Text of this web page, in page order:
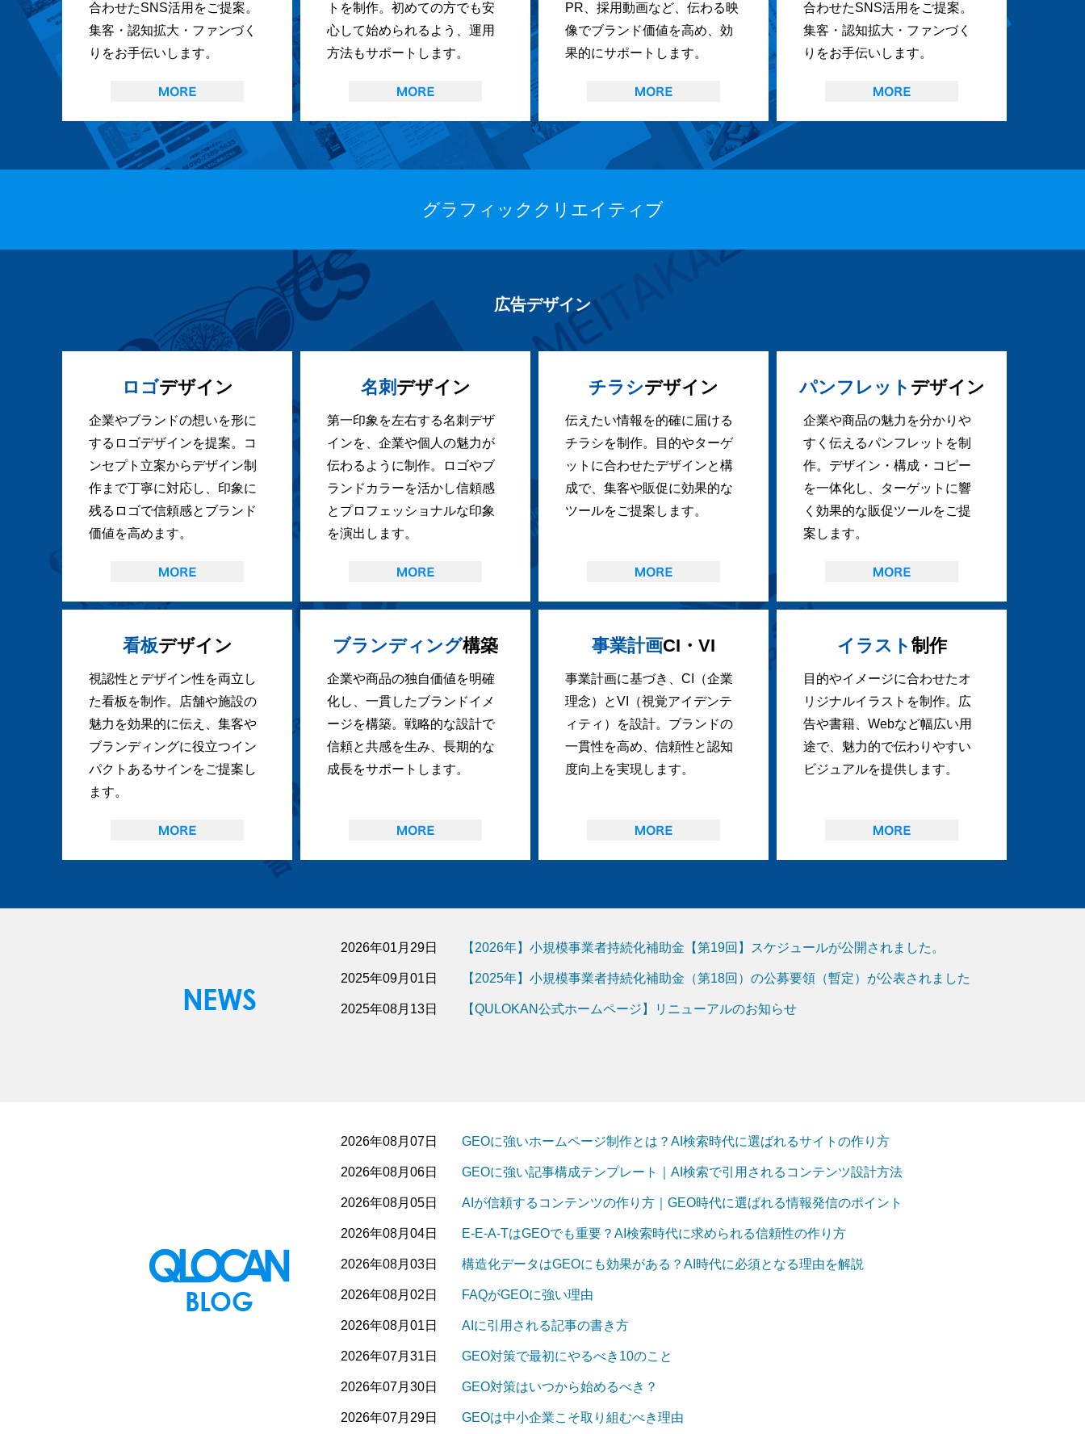
合わせたSNS活用をご提案。
集客・認知拡大・ファンづく
りをお手伝いします。
トを制作。初めての方でも安
心して始められるよう、運用
方法もサポートします。
PR、採用動画など、伝わる映
像でブランド価値を高め、効
果的にサポートします。
合わせたSNS活用をご提案。
集客・認知拡大・ファンづく
りをお手伝いします。
グラフィッククリエイティブ
広告デザイン
ロゴデザイン
企業やブランドの想いを形に
するロゴデザインを提案。コ
ンセプト立案からデザイン制
作まで丁寧に対応し、印象に
残るロゴで信頼感とブランド
価値を高めます。
名刺 デザイン
第一印象を左右する名刺デザ
インを、企業や個人の魅力が
伝わるように制作。ロゴやブ
ランドカラーを活かし信頼感
とプロフェッショナルな印象
を演出します。
チラシデザイン
伝えたい情報を的確に届ける
チラシを制作。目的やターゲ
ットに合わせたデザインと構
成で、集客や販促に効果的な
ツールをご提案します。
パンフレット デザイン
企業や商品の魅力を分かりや
すく伝えるパンフレットを制
作。デザイン・構成・コピー
を一体化し、ターゲットに響
く効果的な販促ツールをご提
案します。
看板デザイン
視認性とデザイン性を両立し
た看板を制作。店舗や施設の
魅力を効果的に伝え、集客や
ブランディングに役立つイン
パクトあるサインをご提案し
ます。
ブランディング構築
企業や商品の独自価値を明確
化し、一貫したブランドイメ
ージを構築。戦略的な設計で
信頼と共感を生み、長期的な
成長をサポートします。
事業計画CI・VI
事業計画に基づき、CI（企業
理念）とVI（視覚アイデンテ
ィティ）を設計。ブランドの
一貫性を高め、信頼性と認知
度向上を実現します。
イラスト 制作
目的やイメージに合わせたオ
リジナルイラストを制作。広
告や書籍、Webなど幅広い用
途で、魅力的で伝わりやすい
ビジュアルを提供します。
2026年01月29日 【2026年】小規模事業者持続化補助金【第19回】スケジュールが公開されました。
2025年09月01日 【2025年】小規模事業者持続化補助金（第18回）の公募要領（暫定）が公表されました
2025年08月13日 【QULOKAN公式ホームページ】リニューアルのお知らせ
2026年08月07日 GEOに強いホームページ制作とは？AI検索時代に選ばれるサイトの作り方
2026年08月06日 GEOに強い記事構成テンプレート｜AI検索で引用されるコンテンツ設計方法
2026年08月05日 AIが信頼するコンテンツの作り方｜GEO時代に選ばれる情報発信のポイント
2026年08月04日 E-E-A-TはGEOでも重要？AI検索時代に求められる信頼性の作り方
2026年08月03日 構造化データはGEOにも効果がある？AI時代に必須となる理由を解説
2026年08月02日 FAQがGEOに強い理由
2026年08月01日 AIに引用される記事の書き方
2026年07月31日 GEO対策で最初にやるべき10のこと
2026年07月30日 GEO対策はいつから始めるべき？
2026年07月29日 GEOは中小企業こそ取り組むべき理由